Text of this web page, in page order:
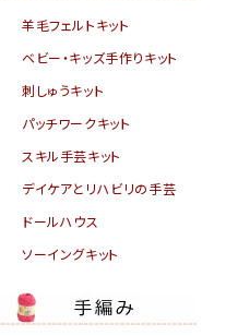
羊毛フェルトキット
ベビー・キッズ手作りキット
刺しゅうキット
パッチワークキット
スキル手芸キット
デイケアとリハビリの手芸
ドールハウス
ソーイングキット